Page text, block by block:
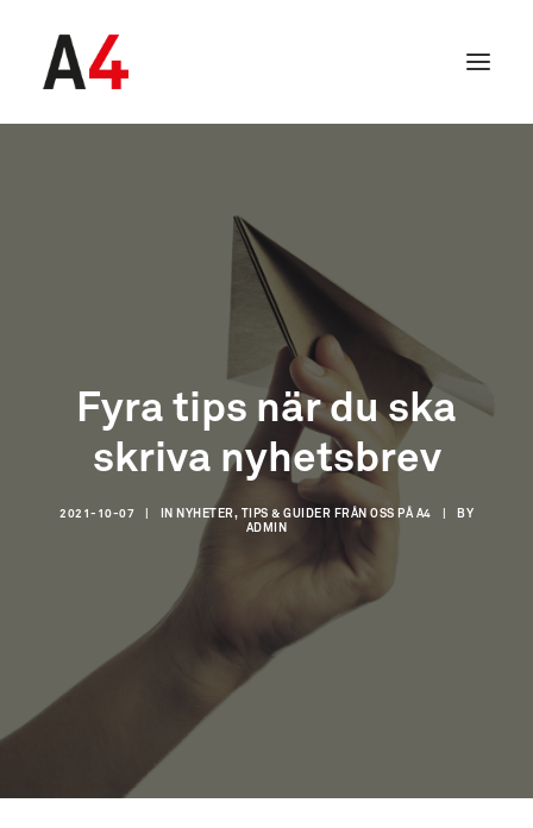
SEARCH
Fyra tips när du ska
skriva nyhetsbrev
2021-10-07 IN NYHETER, TIPS & GUIDER FRÅN OSS PÅ A4
BY
ADMIN